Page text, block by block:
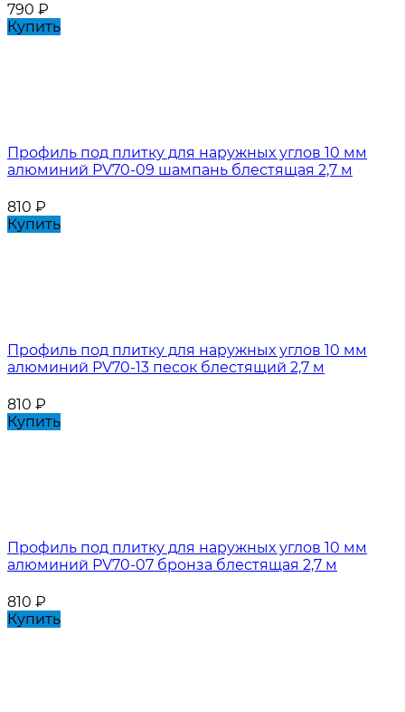
790 ₽
Купить
Профиль под плитку для наружных углов 10 мм
алюминий PV70-09 шампань блестящая 2,7 м
810 ₽
Купить
Профиль под плитку для наружных углов 10 мм
алюминий PV70-13 песок блестящий 2,7 м
810 ₽
Купить
Профиль под плитку для наружных углов 10 мм
алюминий PV70-07 бронза блестящая 2,7 м
810 ₽
Купить